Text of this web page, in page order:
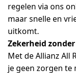
regelen via ons
maar snelle en
uitkomt.
Zekerheid
Met de Allianz All
je geen zorgen te